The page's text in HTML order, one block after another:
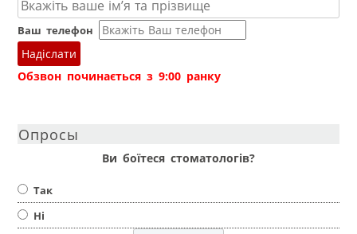
Ваш телефон
Надіслати
Обзвон починається з 9:00 ранку
Опросы
Ви боїтеся стоматологів?
Так
Ні